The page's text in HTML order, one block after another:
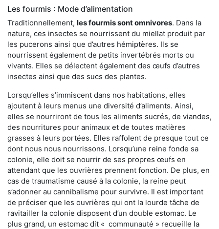
Les fourmis : Mode d’alimentation
Traditionnellement, les fourmis sont omnivores. Dans la
nature, ces insectes se nourrissent du miellat produit par
les pucerons ainsi que d’autres hémiptères. Ils se
nourrissent également de petits invertébrés morts ou
vivants. Elles se délectent également des œufs d’autres
insectes ainsi que des sucs des plantes.
Lorsqu’elles s’immiscent dans nos habitations, elles
ajoutent à leurs menus une diversité d’aliments. Ainsi,
elles se nourriront de tous les aliments sucrés, de viandes,
des nourritures pour animaux et de toutes matières
grasses à leurs portées. Elles raffolent de presque tout ce
dont nous nous nourrissons. Lorsqu’une reine fonde sa
colonie, elle doit se nourrir de ses propres œufs en
attendant que les ouvrières prennent fonction. De plus, en
cas de traumatisme causé à la colonie, la reine peut
s’adonner au cannibalisme pour survivre. Il est important
de préciser que les ouvrières qui ont la lourde tâche de
ravitailler la colonie disposent d’un double estomac. Le
plus grand, un estomac dit « communauté » recueille la